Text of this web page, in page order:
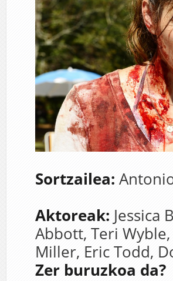
Sortzailea:
Aktoreak: Jessica
Abbott, Teri Wyble,
Miller, Eric Todd,
Zer buruzkoa da?